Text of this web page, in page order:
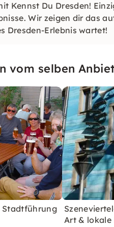
Kennst Du Dresden!
Wir zeigen dir das
Dresden-Erlebnis wartet!
vom selben
Stadtführung
Art &